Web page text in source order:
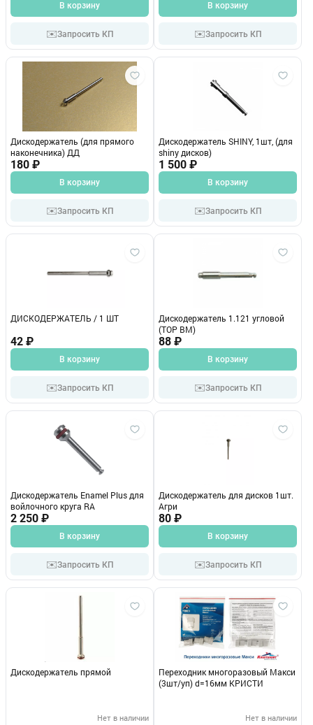
В корзину
✉️Запросить КП
В корзину
✉️Запросить КП
Дискодержатель (для прямого
наконечника) ДД
180 ₽
В корзину
✉️Запросить КП
Дискодержатель SHINY, 1шт, (для
shiny дисков)
1 500 ₽
В корзину
✉️Запросить КП
ДИСКОДЕРЖАТЕЛЬ / 1 ШТ
42 ₽
В корзину
✉️Запросить КП
Дискодержатель 1.121 угловой
(ТОР ВМ)
88 ₽
В корзину
✉️Запросить КП
Дискодержатель Enamel Plus для
войлочного круга RA
2 250 ₽
В корзину
✉️Запросить КП
Дискодержатель для дисков 1шт.
Агри
80 ₽
В корзину
✉️Запросить КП
Дискодержатель прямой
Нет в наличии
Переходник многоразовый Макси
(3шт/уп) d=16мм КРИСТИ
Нет в наличии